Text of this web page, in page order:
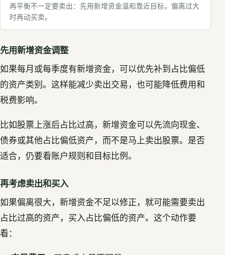
再平衡不一定要卖出：先用新增资金温和靠近目标，偏离过大
时再动买卖。
先用新增资金调整
如果每月或每季度有新增资金，可以优先补到占比偏低
的资产类别。这样能减少卖出交易，也可能降低费用和
税费影响。
比如股票上涨后占比过高，新增资金可以先流向现金、
债券或其他占比偏低资产，而不是马上卖出股票。是否
适合，仍要看账户规则和目标比例。
再考虑卖出和买入
如果偏离很大，新增资金不足以修正，就可能需要卖出
占比过高的资产，买入占比偏低的资产。这个动作要
看：